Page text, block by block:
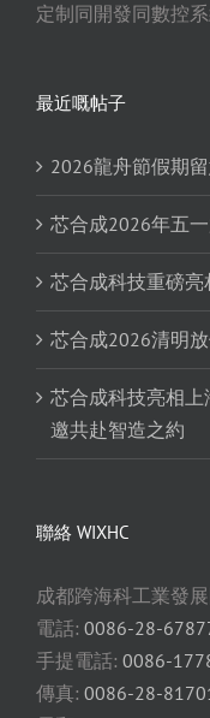
定制同開發同數控
最近嘅帖子
2026龍舟節假期
芯合成2026年五
芯合成科技重磅亮
芯合成2026清明
芯合成科技亮相
邀共赴智造之約
聯絡 WIXHC
成都跨海科工業發
電話: 0086-28-
手提電話: 0086-
傳真: 0086-28-